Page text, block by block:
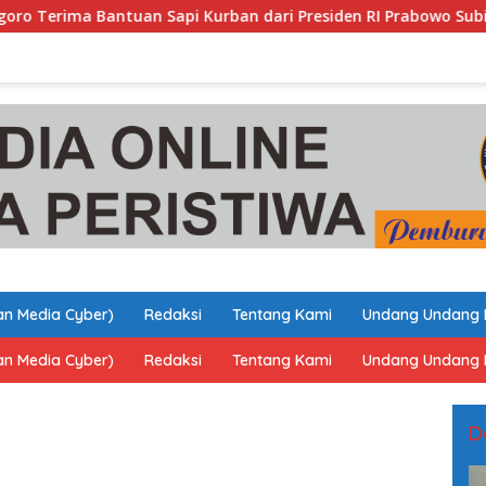
Sapi Kurban dari Presiden RI Prabowo Subianto, Berasal
Media Cyber) Redaksi Tentang Kami Undang Undang
Media Cyber) Redaksi Tentang Kami Undang Undang